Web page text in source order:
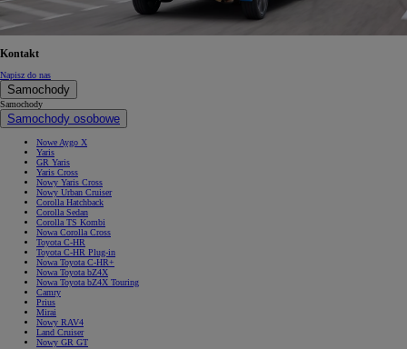
Kontakt
Napisz do nas
Samochody
Samochody
Samochody osobowe
Nowe Aygo X
Yaris
GR Yaris
Yaris Cross
Nowy Yaris Cross
Nowy Urban Cruiser
Corolla Hatchback
Corolla Sedan
Corolla TS Kombi
Nowa Corolla Cross
Toyota C-HR
Toyota C-HR Plug-in
Nowa Toyota C-HR+
Nowa Toyota bZ4X
Nowa Toyota bZ4X Touring
Camry
Prius
Mirai
Nowy RAV4
Land Cruiser
Nowy GR GT